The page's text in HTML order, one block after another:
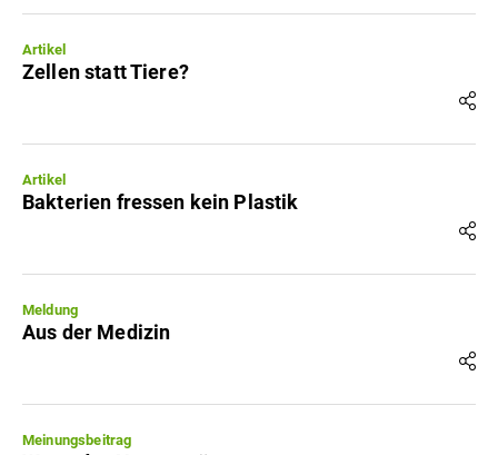
Artikel
Zellen statt Tiere?
Artikel
Bakterien fressen kein Plastik
Meldung
Aus der Medizin
Meinungsbeitrag